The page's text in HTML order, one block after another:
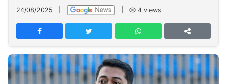
Network
PT
TREETAN
INDONESIA
24/08/2025 4 views